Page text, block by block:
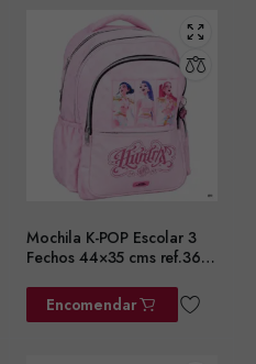
Mochila K-POP Escolar 3
Fechos 44×35 cms ref.364-
Encomendar